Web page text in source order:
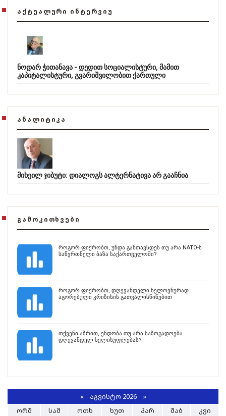
ᲐᲥᲢᲣᲐᲚᲣᲠᲘ ᲘᲜᲢᲔᲠᲕᲘᲣ
ნოდარ ჭითანავა - დედით სოციალისტური, მამით
კაპიტალისტური, გვარიშვილობით ქართული
ᲐᲜᲐᲚᲘᲢᲘᲙᲐ
მიხეილ ჯიბუტი: დიალოგს ალტერნატივა არ გააჩნია
ᲒᲐᲛᲝᲙᲘᲗᲮᲕᲔᲑᲘ
როგორ ფიქრობთ, უნდა განთავსდეს თუ არა NATO-ს
საწვრთნელი ბაზა საქართველოში?
როგორ ფიქრობთ, დღევანდელი ხელოვნურად
აგორებული კრიზისის გათვალისწინებით
თქვენი აზრით, ენდობა თუ არა საზოგადოება
დღევანდელ ხელისუფლებას?
«ᲐᲒᲕᲘᲡᲢᲝ 2026 »
ᲝᲠᲨ
ᲡᲐᲛ ᲝᲗᲮ ᲮᲣᲗ ᲞᲐᲠ ᲨᲐᲑ
ᲙᲕᲘ